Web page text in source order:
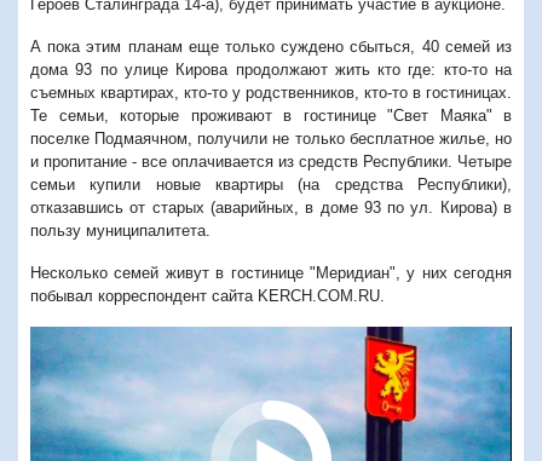
Героев Сталинграда 14-а), будет принимать участие в аукционе.
А пока этим планам еще только суждено сбыться, 40 семей из
дома 93 по улице Кирова продолжают жить кто где: кто-то на
съемных квартирах, кто-то у родственников, кто-то в гостиницах.
Те семьи, которые проживают в гостинице "Свет Маяка" в
поселке Подмаячном, получили не только бесплатное жилье, но
и пропитание - все оплачивается из средств Республики. Четыре
семьи купили новые квартиры (на средства Республики),
отказавшись от старых (аварийных, в доме 93 по ул. Кирова) в
пользу муниципалитета.
Несколько семей живут в гостинице "Меридиан", у них сегодня
побывал корреспондент сайта KERCH.COM.RU.